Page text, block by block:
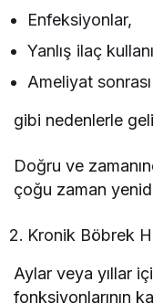
Enfeksiyonlar,
Yanlış ilaç
Ameliyat
gibi nedenlerle
Doğru ve
çoğu zaman
Kronik Böbrek
Aylar veya yıllar
fonksiyonlarının